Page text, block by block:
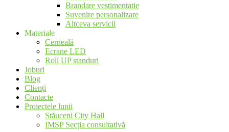
Brandare vestimentatie
Suvenire personalizare
Altceva servicii
Materiale
Cerneală
Ecrane LED
Roll UP standuri
Joburi
Blog
Clienți
Contacte
Proiectele lunii
Stăuceni City Hall
IMSP Secția consultativă